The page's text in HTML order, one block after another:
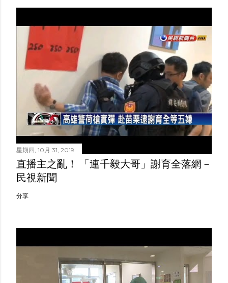
星期四, 10月 31, 2019
直播主之亂！ 「連千毅大哥」謝育全落網－
民視新聞
分享